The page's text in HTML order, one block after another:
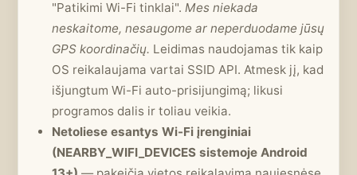
"Patikimi Wi-Fi tinklai". Mes niekada
neskaitome, nesaugome ar neperduodame jūsų
GPS koordinačių. Leidimas naudojamas tik kaip
OS reikalaujama vartai SSID API. Atmesk jį, kad
išjungtum Wi-Fi auto-prisijungimą; likusi
programos dalis ir toliau veikia.
Netoliese esantys Wi-Fi įrenginiai
(NEARBY_WIFI_DEVICES sistemoje Android